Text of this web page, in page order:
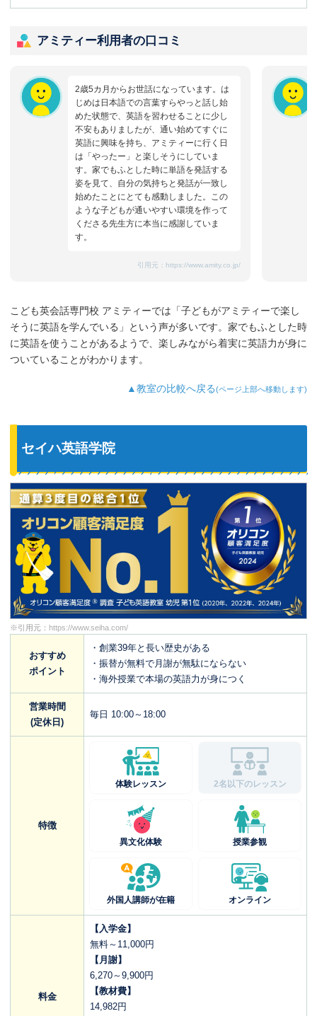
アミティー利用者の口コミ
2歳5カ月からお世話になっています。は
じめは日本語での言葉すらやっと話し始
めた状態で、英語を習わせることに少し
不安もありましたが、通い始めてすぐに
英語に興味を持ち、アミティーに行く日
は「やったー」と楽しそうにしていま
す。家でもふとした時に単語を発話する
姿を見て、自分の気持ちと発話が一致し
始めたことにとても感動しました。この
ような子どもが通いやすい環境を作って
くださる先生方に本当に感謝していま
す。
引用元： https://www.amity.co.jp/
こども英会話専門校 アミティーでは「子どもがアミティーで楽し
そうに英語を学んでいる」という声が多いです。家でもふとした時
に英語を使うことがあるようで、楽しみながら着実に英語力が身に
ついていることがわかります。
▲教室の比較へ戻る(ページ上部へ移動します)
セイハ英語学院
※引用元： https://www.seiha.com/
おすすめ
ポイント
・創業39年と長い歴史がある
・振替が無料で月謝が無駄にならない
・海外授業で本場の英語力が身につく
営業時間
(定休日)
毎日 10:00～18:00
特徴
体験レッスン 2名以下のレッスン
異文化体験 授業参観
外国人講師が在籍 オンライン
料金
【入学金】
無料～11,000円
【月謝】
6,270～9,900円
【教材費】
14,982円